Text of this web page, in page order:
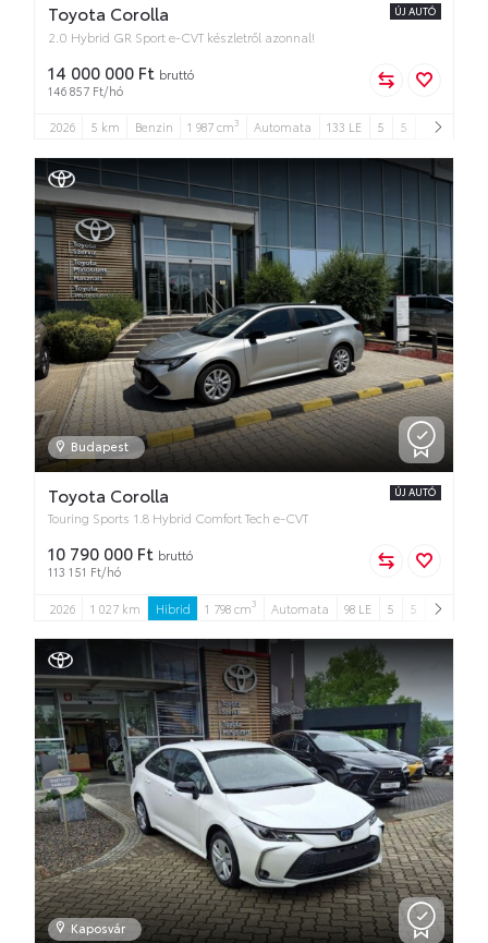
Toyota Corolla
2.0 Hybrid GR Sport e-CVT készletről azonnal!
ÚJ AUTÓ
14 000 000 Ft bruttó
146 857 Ft/hó
2026 5 km Benzin 1 987 cm3 Automata 133 LE 5 5
Budapest
Toyota Corolla
Touring Sports 1.8 Hybrid Comfort Tech e-CVT
ÚJ AUTÓ
10 790 000 Ft bruttó
113 151 Ft/hó
2026 1 027 km Hibrid 1 798 cm3 Automata 98 LE 5 5
Kaposvár